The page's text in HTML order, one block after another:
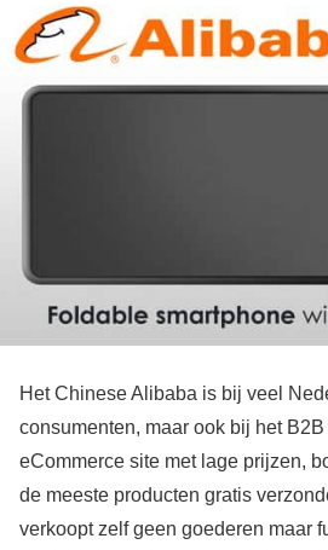
Het Chinese Alibaba is bij veel
consumenten, maar ook bij het
eCommerce site met lage prijzen,
de meeste producten gratis
verkoopt zelf geen goederen maar